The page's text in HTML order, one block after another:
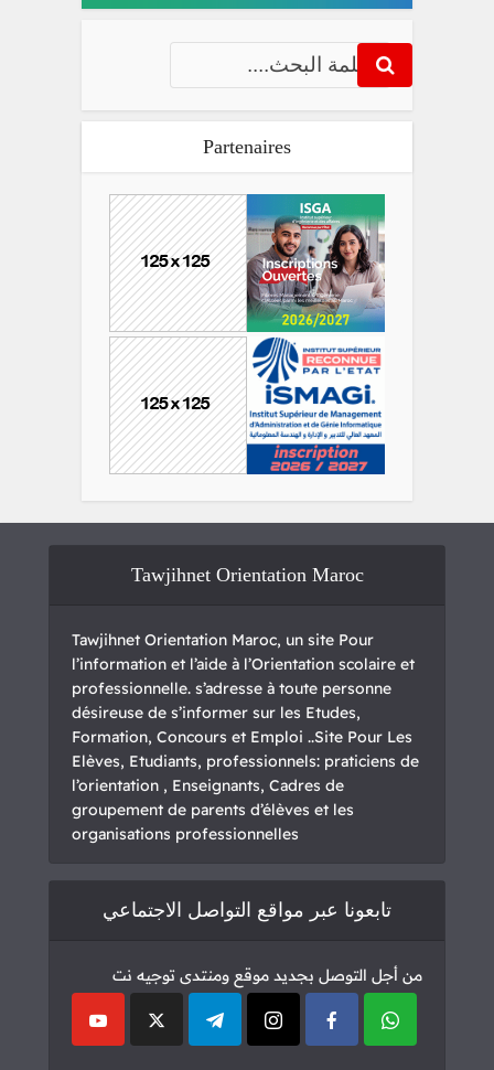
Partenaires
Tawjihnet Orientation Maroc
Tawjihnet Orientation Maroc, un site Pour
l’information et l’aide à l’Orientation scolaire et
professionnelle. s’adresse à toute personne
désireuse de s’informer sur les Etudes,
Formation, Concours et Emploi ..Site Pour Les
Elèves, Etudiants, professionnels: praticiens de
l’orientation , Enseignants, Cadres de
groupement de parents d’élèves et les
organisations professionnelles
تابعونا عبر مواقع التواصل الاجتماعي
من أجل التوصل بجديد موقع ومنتدى توجيه نت